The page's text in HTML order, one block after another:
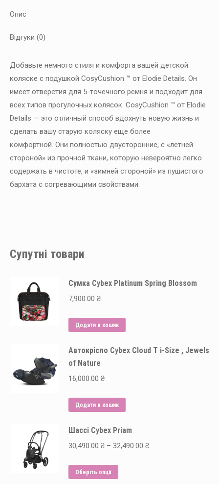
Опис
Відгуки (0)
Добавьте немного стиля и комфорта вашей детской
коляске с подушкой CosyCushion ™ от Elodie Details. Он
имеет отверстия для 5-точечного ремня и подходит для
всех типов прогулочных колясок. CosyCushion ™ от Elodie
Details — это отличный способ вдохнуть новую жизнь и
сделать вашу старую коляску еще более
комфортной. Они полностью двусторонние, с «летней
стороной» из прочной ткани, которую невероятно легко
содержать в чистоте, и «зимней стороной» из пушистого
бархата с согревающими свойствами.
Супутні товари
Сумка Cybex Platinum Spring Blossom
7,900.00 ₴
Додати в кошик
Автокрісло Cybex Cloud T i-Size , Jewels
of Nature
16,000.00 ₴
Додати в кошик
Шассі Cybex Priam
30,490.00 ₴ – 32,490.00 ₴Price
Оберіть опції